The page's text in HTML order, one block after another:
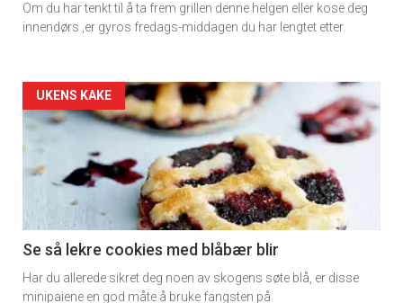
Om du har tenkt til å ta frem grillen denne helgen eller kose deg
innendørs ,er gyros fredags-middagen du har lengtet etter.
Artikler
detail
-
section
11
Dagens
UKENS KAKE
Se så lekre cookies med blåbær blir
Har du allerede sikret deg noen av skogens søte blå, er disse
minipaiene en god måte å bruke fangsten på.